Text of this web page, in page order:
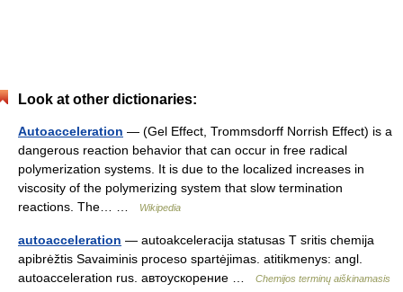
Look at other dictionaries:
Autoacceleration — (Gel Effect, Trommsdorff Norrish Effect) is a
dangerous reaction behavior that can occur in free radical
polymerization systems. It is due to the localized increases in
viscosity of the polymerizing system that slow termination
reactions. The… …
Wikipedia
autoacceleration — autoakceleracija statusas T sritis chemija
apibrėžtis Savaiminis proceso spartėjimas. atitikmenys: angl.
autoacceleration rus. автоускорение …
Chemijos terminų aiškinamasis